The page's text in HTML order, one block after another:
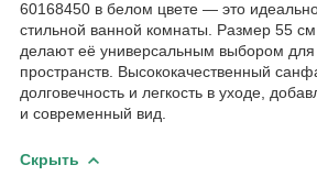
60168450 в белом цвете — это
стильной ванной комнаты. Размер 55
делают её универсальным выбором для
пространств. Высококачественный
долговечность и легкость в уходе,
и современный вид.
Скрыть